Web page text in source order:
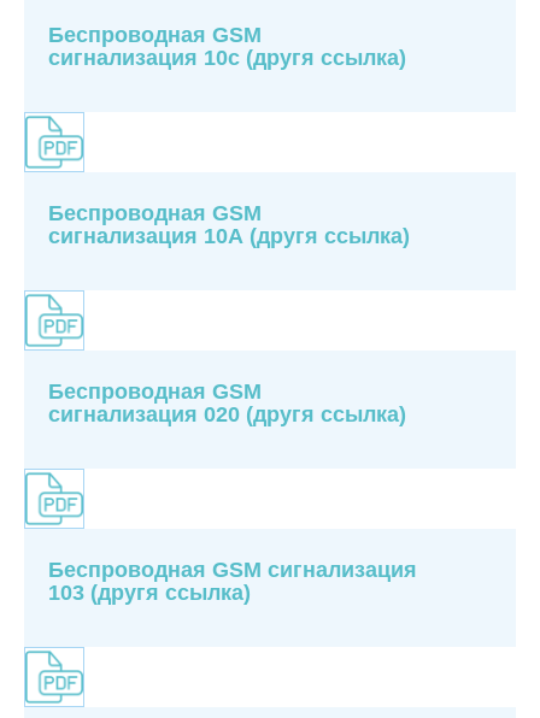
Беспроводная GSM
сигнализация 10с (другя ссылка)
Беспроводная GSM
сигнализация 10А (другя ссылка)
Беспроводная GSM
сигнализация 020 (другя ссылка)
Беспроводная GSM сигнализация
103 (другя ссылка)